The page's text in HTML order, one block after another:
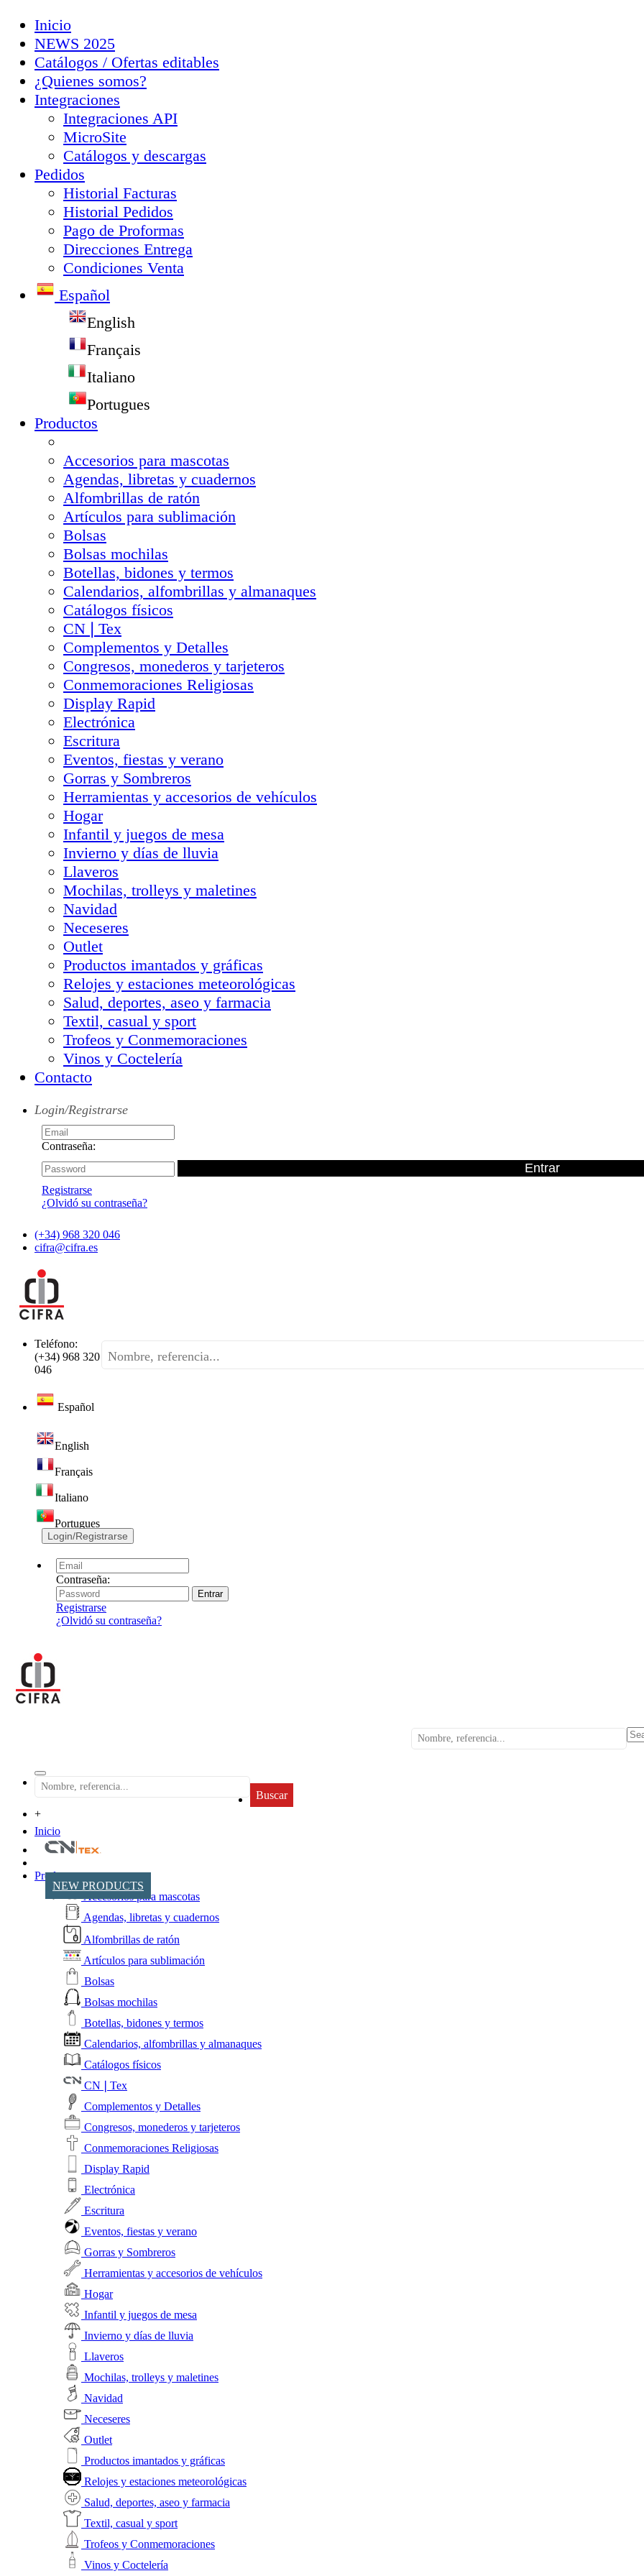
Inicio
NEWS 2025
Catálogos / Ofertas editables
¿Quienes somos?
Integraciones
Integraciones API
MicroSite
Catálogos y descargas
Pedidos
Historial Facturas
Historial Pedidos
Pago de Proformas
Direcciones Entrega
Condiciones Venta
Español
English
Français
Italiano
Portugues
Productos
Accesorios para mascotas
Agendas, libretas y cuadernos
Alfombrillas de ratón
Artículos para sublimación
Bolsas
Bolsas mochilas
Botellas, bidones y termos
Calendarios, alfombrillas y almanaques
Catálogos físicos
CN❘Tex
Complementos y Detalles
Congresos, monederos y tarjeteros
Conmemoraciones Religiosas
Display Rapid
Electrónica
Escritura
Eventos, fiestas y verano
Gorras y Sombreros
Herramientas y accesorios de vehículos
Hogar
Infantil y juegos de mesa
Invierno y días de lluvia
Llaveros
Mochilas, trolleys y maletines
Navidad
Neceseres
Outlet
Productos imantados y gráficas
Relojes y estaciones meteorológicas
Salud, deportes, aseo y farmacia
Textil, casual y sport
Trofeos y Conmemoraciones
Vinos y Coctelería
Contacto
Login/Registrarse
Contraseña:
Registrarse
¿Olvidó su contraseña?
(+34) 968 320 046
cifra@cifra.es
Teléfono:
(+34) 968 320
046
Español
English
Français
Italiano
Portugues
Login/Registrarse
Contraseña:
Registrarse
¿Olvidó su contraseña?
Buscar
+
Inicio
NEW PRODUCTS
Productos
Accesorios para mascotas
Agendas, libretas y cuadernos
Alfombrillas de ratón
Artículos para sublimación
Bolsas
Bolsas mochilas
Botellas, bidones y termos
Calendarios, alfombrillas y almanaques
Catálogos físicos
CN❘Tex
Complementos y Detalles
Congresos, monederos y tarjeteros
Conmemoraciones Religiosas
Display Rapid
Electrónica
Escritura
Eventos, fiestas y verano
Gorras y Sombreros
Herramientas y accesorios de vehículos
Hogar
Infantil y juegos de mesa
Invierno y días de lluvia
Llaveros
Mochilas, trolleys y maletines
Navidad
Neceseres
Outlet
Productos imantados y gráficas
Relojes y estaciones meteorológicas
Salud, deportes, aseo y farmacia
Textil, casual y sport
Trofeos y Conmemoraciones
Vinos y Coctelería